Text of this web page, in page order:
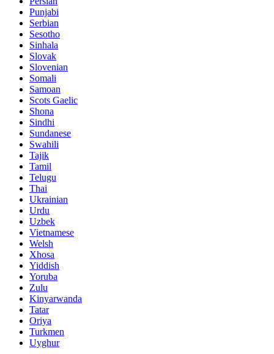
Punjabi
Serbian
Sesotho
Sinhala
Slovak
Slovenian
Somali
Samoan
Scots Gaelic
Shona
Sindhi
Sundanese
Swahili
Tajik
Tamil
Telugu
Thai
Ukrainian
Urdu
Uzbek
Vietnamese
Welsh
Xhosa
Yiddish
Yoruba
Zulu
Kinyarwanda
Tatar
Oriya
Turkmen
Uyghur